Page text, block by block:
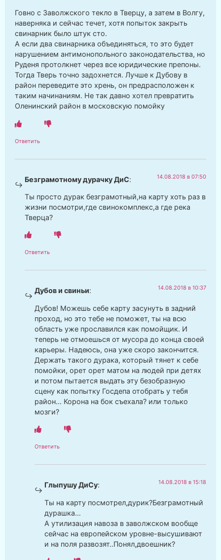
Говно с Заволжского текло в Тверцу, а затем в Волгу,
наверняка и сейчас течет, хотя попыток закрыть
свинарник было штук сто.
А если два свинарника объединяться, то это будет
нарушением антимонопольного законодательства, но
Руденя протолкнет через все юридические препоны.
Тогда Тверь точно задохнется. Лучше к Дубову в
район переведите это хрень, он предрасположен к
таким начинаниям. Не так давно хотел превратить
Оленинский район в московскую помойку
Ответить
Безграмотному дурачку ДиС: 14.08.2018 в 07:50
Ты просто дурак безграмотный,на карту хоть раз в
жизни посмотри,где свинокомплекс,а где река
Тверца?
Ответить
Дубов и свиньи: 14.08.2018 в 10:37
Дубов! Можешь себе карту засунуть в задний
проход, но это тебе не поможет, ты на всю
область уже прославился как помойщик. И
теперь не отмоешься от мусора до конца своей
карьеры. Надеюсь, она уже скоро закончится.
Держать такого дурака, который тянет к себе
помойки, орет орет матом на людей при детях
и потом пытается выдать эту безобразную
сцену как попытку Госдепа отобрать у тебя
район… Корона на бок съехала? или только
мозги?
Ответить
Глыпушу ДиСу: 14.08.2018 в 15:18
Ты на карту посмотрел,дурик?Безграмотный
дурашка…
А утилизация навоза в заволжском вообще
сейчас на европейском уровне-высушивают
и на поля развозят..Понял,двоешник?